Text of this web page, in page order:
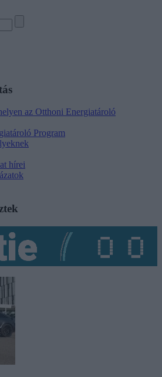
az Otthoni Energiatároló
Program
hírei